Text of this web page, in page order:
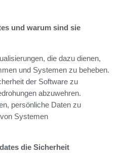
und warum sind sie
die dazu dienen,
und Systemen zu beheben.
der Software zu
abzuwehren.
persönliche Daten zu
Systemen
die Sicherheit